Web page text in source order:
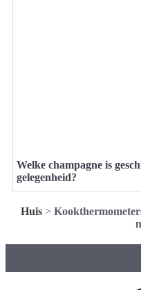
Welke champagne is
gelegenheid?
Huis>